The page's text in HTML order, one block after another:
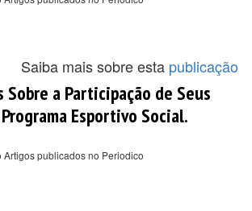
Saiba mais sobre esta publicação
Sobre a Participação de Seus
Esportivo Social.
publicados no Periodico